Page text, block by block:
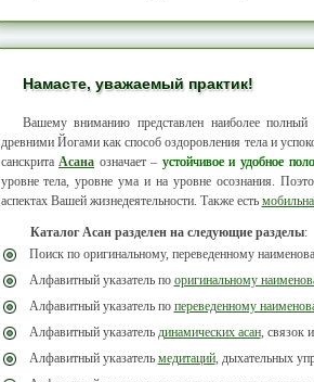
Намасте, уважаемый практик!
Вашему вниманию представлен наиболее полный
древними Йогами как способ оздоровления тела и
санскрита Асана означает – устойчивое и удобное
уровне тела, уровне ума и на уровне осознания.
аспектах Вашей жизнедеятельности. Также есть
Каталог Асан разделен на следующие разделы:
Поиск по оригинальному, переведенному
Алфавитный указатель по оригинальному
Алфавитный указатель по переведенному
Алфавитный указатель динамических асан, связок
Алфавитный указатель медитаций, дыхательных